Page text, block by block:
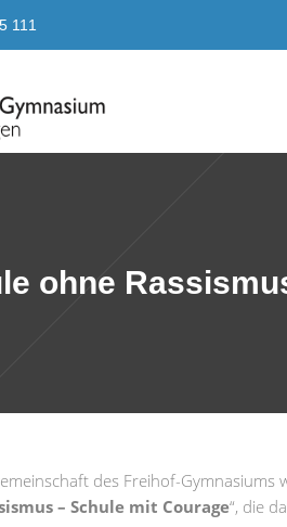
111
ohne
des Freihof-
– Schule mit Courage“, die